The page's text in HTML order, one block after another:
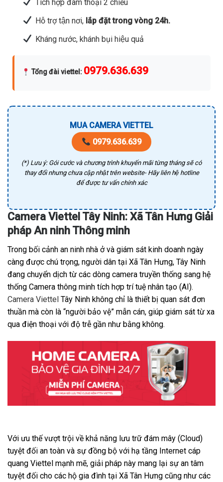
Tích hợp đàm thoại 2 chiều
Hỗ trợ tận nơi,lắp đặt trong vòng 24h.
Kháng nước, khánh bụi hiệu quả
Tổng đài viettel : 0979.636.639
MUA CAMERA VIETTEL
0979.636.639
(*) Lưu ý: Gói cước và chương trình khuyến mãi từng tháng sẽ có
thay đổi nhưng chưa cập nhật trên website- Hãy liên hệ hotline
để được tư vấn chính xác
Camera Viettel Tây Ninh: Xã Tân Hưng Giải
pháp An ninh Thông minh
Trong bối cảnh an ninh nhà ở và giám sát kinh doanh ngày
càng được chú trọng, người dân tại Xã Tân Hưng, Tây Ninh
đang chuyển dịch từ các dòng camera truyền thống sang hệ
thống Camera thông minh tích hợp trí tuệ nhân tạo (AI).
Camera Viettel Tây Ninh không chỉ là thiết bị quan sát đơn
thuần mà còn là “người bảo vệ” mẫn cán, giúp giám sát từ xa
qua điện thoại với độ trễ gần như bằng không.
Với ưu thế vượt trội về khả năng lưu trữ đám mây (Cloud)
tuyệt đối an toàn và sự đồng bộ với hạ tầng Internet cáp
quang Viettel mạnh mẽ, giải pháp này mang lại sự an tâm
tuyệt đối cho các hộ gia đình tại Xã Tân Hưng cũng như các